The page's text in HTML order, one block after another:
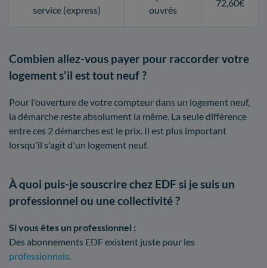
service (express)
ouvrés
72,60€
Combien allez-vous payer pour raccorder votre
logement s'il est tout neuf ?
Pour l'ouverture de votre compteur dans un logement neuf,
la démarche reste absolument la même. La seule différence
entre ces 2 démarches est le prix. Il est plus important
lorsqu'il s'agit d'un logement neuf.
À quoi puis-je souscrire chez EDF si je suis un
professionnel ou une collectivité ?
Si vous êtes un professionnel :
Des abonnements EDF existent juste pour les
professionnels.